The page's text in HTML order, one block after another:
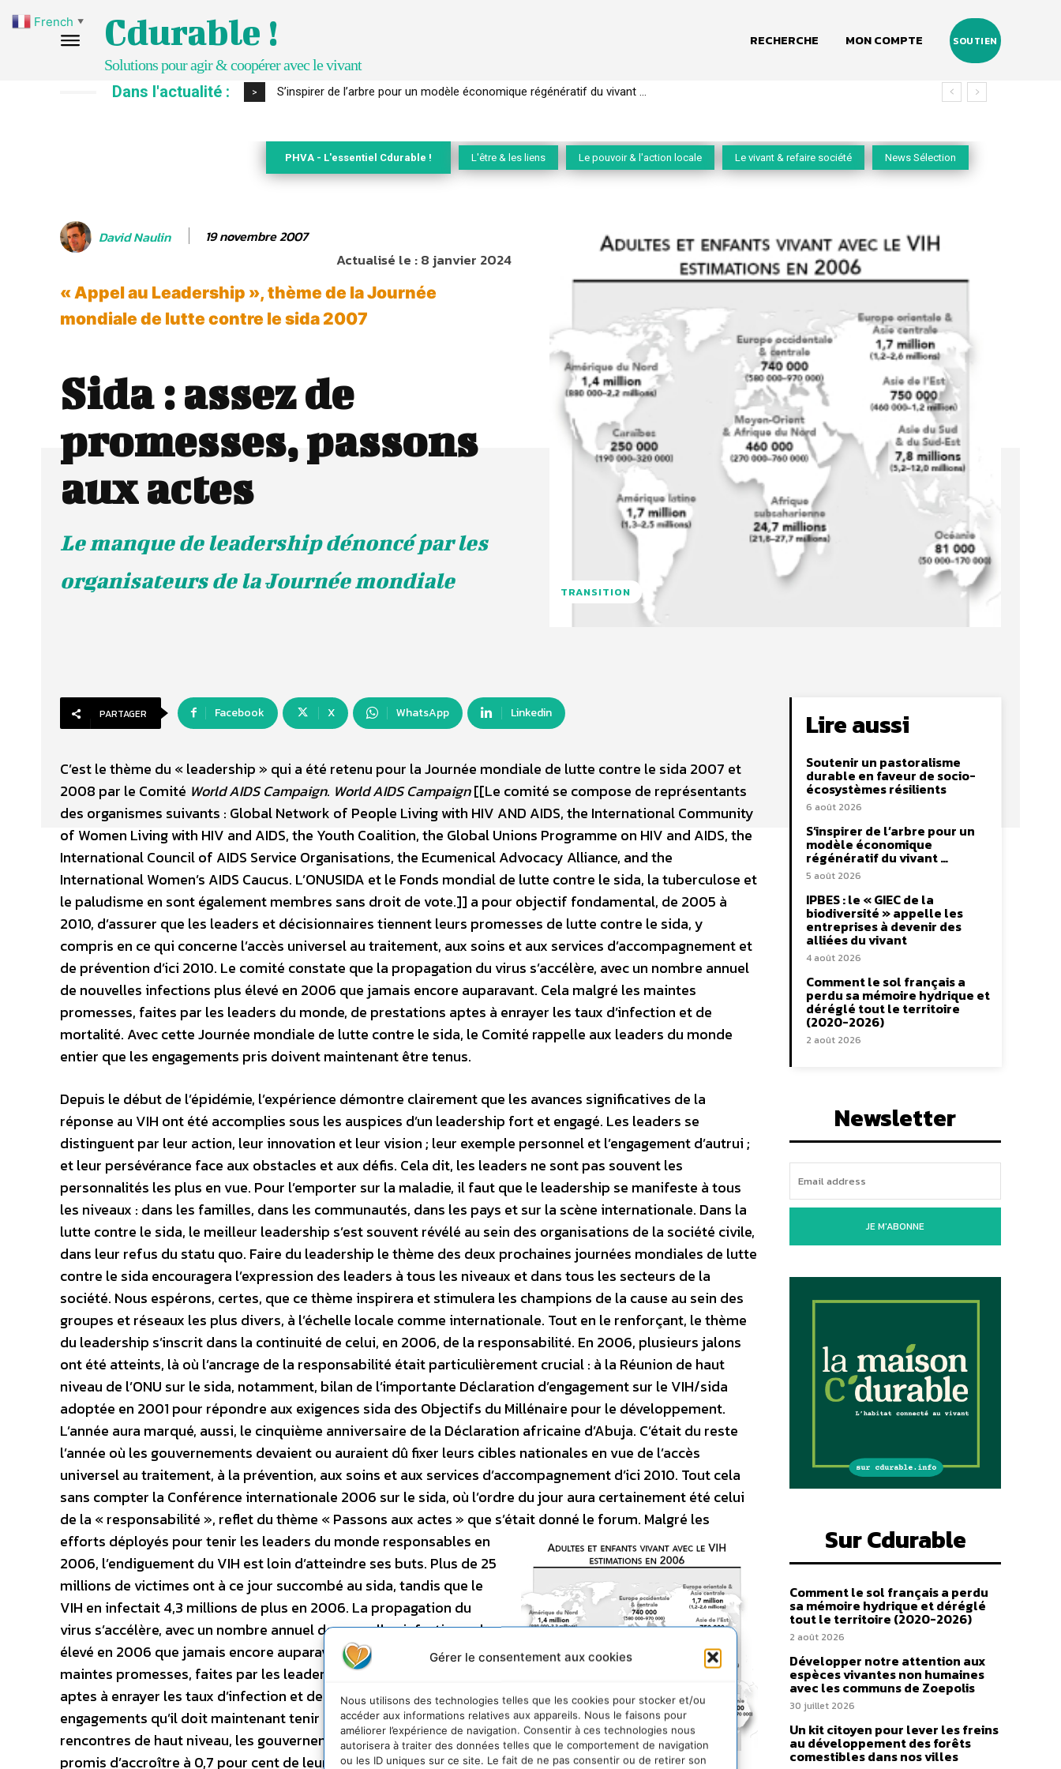
Gérer le consentement aux cookies
Nous utilisons des technologies telles que les cookies pour stocker et/ou
accéder aux informations relatives aux appareils. Nous le faisons pour
améliorer l’expérience de navigation. Consentir à ces technologies nous
autorisera à traiter des données telles que le comportement de navigation
ou les ID uniques sur ce site. Le fait de ne pas consentir ou de retirer son
Cdurable !
Solutions pour agir & coopérer avec le vivant
RECHERCHE MON COMPTE SOUTIEN
Dans l'actualité : > IPBES : le « GIEC de la biodiversité » appelle les entreprises à devenir des alliées du vivant
PHVA - L'essentiel Cdurable ! L'être & les liens Le pouvoir & l'action locale Le vivant & refaire société News Sélection
David Naulin 19 novembre 2007
Actualisé le :8 janvier 2024
« Appel au Leadership », thème de la Journée
mondiale de lutte contre le sida 2007
Sida : assez de
promesses, passons
aux actes
Le manque de leadership dénoncé par les
organisateurs de la Journée mondiale
TRANSITION
PARTAGER Facebook X WhatsApp Linkedin
C’est le thème du « leadership » qui a été retenu pour la Journée mondiale de lutte contre le sida 2007 et
2008 par le Comité World AIDS Campaign. World AIDS Campaign[[Le comité se compose de représentants
des organismes suivants : Global Network of People Living with HIV AND AIDS, the International Community
of Women Living with HIV and AIDS, the Youth Coalition, the Global Unions Programme on HIV and AIDS, the
International Council of AIDS Service Organisations, the Ecumenical Advocacy Alliance, and the
International Women’s AIDS Caucus. L’ONUSIDA et le Fonds mondial de lutte contre le sida, la tuberculose et
le paludisme en sont également membres sans droit de vote.]] a pour objectif fondamental, de 2005 à
2010, d’assurer que les leaders et décisionnaires tiennent leurs promesses de lutte contre le sida, y
compris en ce qui concerne l’accès universel au traitement, aux soins et aux services d’accompagnement et
de prévention d’ici 2010. Le comité constate que la propagation du virus s’accélère, avec un nombre annuel
de nouvelles infections plus élevé en 2006 que jamais encore auparavant. Cela malgré les maintes
promesses, faites par les leaders du monde, de prestations aptes à enrayer les taux d’infection et de
mortalité. Avec cette Journée mondiale de lutte contre le sida, le Comité rappelle aux leaders du monde
entier que les engagements pris doivent maintenant être tenus.
Depuis le début de l’épidémie, l’expérience démontre clairement que les avances significatives de la
réponse au VIH ont été accomplies sous les auspices d’un leadership fort et engagé. Les leaders se
distinguent par leur action, leur innovation et leur vision ; leur exemple personnel et l’engagement d’autrui ;
et leur persévérance face aux obstacles et aux défis. Cela dit, les leaders ne sont pas souvent les
personnalités les plus en vue. Pour l’emporter sur la maladie, il faut que le leadership se manifeste à tous
les niveaux : dans les familles, dans les communautés, dans les pays et sur la scène internationale. Dans la
lutte contre le sida, le meilleur leadership s’est souvent révélé au sein des organisations de la société civile,
dans leur refus du statu quo. Faire du leadership le thème des deux prochaines journées mondiales de lutte
contre le sida encouragera l’expression des leaders à tous les niveaux et dans tous les secteurs de la
société. Nous espérons, certes, que ce thème inspirera et stimulera les champions de la cause au sein des
groupes et réseaux les plus divers, à l’échelle locale comme internationale. Tout en le renforçant, le thème
du leadership s’inscrit dans la continuité de celui, en 2006, de la responsabilité. En 2006, plusieurs jalons
ont été atteints, là où l’ancrage de la responsabilité était particulièrement crucial : à la Réunion de haut
niveau de l’ONU sur le sida, notamment, bilan de l’importante Déclaration d’engagement sur le VIH/sida
adoptée en 2001 pour répondre aux exigences sida des Objectifs du Millénaire pour le développement.
L’année aura marqué, aussi, le cinquième anniversaire de la Déclaration africaine d’Abuja. C’était du reste
l’année où les gouvernements devaient ou auraient dû fixer leurs cibles nationales en vue de l’accès
universel au traitement, à la prévention, aux soins et aux services d’accompagnement d’ici 2010. Tout cela
sans compter la Conférence internationale 2006 sur le sida, où l’ordre du jour aura certainement été celui
de la « responsabilité », reflet du thème « Passons aux actes » que s’était donné le forum.
Estimations ONUSIDA
Malgré les
efforts déployés pour tenir les leaders du monde responsables en
2006, l’endiguement du VIH est loin d’atteindre ses buts. Plus de 25
millions de victimes ont à ce jour succombé au sida, tandis que le
VIH en infectait 4,3 millions de plus en 2006. La propagation du
virus s’accélère, avec un nombre annuel de nouvelles infections plus
élevé en 2006 que jamais encore auparavant. Cela malgré les
maintes promesses, faites par les leaders du monde, de prestations
aptes à enrayer les taux d’infection et de mortalité. Le G8 a pris des
engagements qu’il doit maintenant tenir sur le sida. Lors d’autres
rencontres de haut niveau, les gouvernements des pays riches ont
promis d’accroître à 0,7 pour cent de leur budget annuel leurs
Lire aussi
Soutenir un pastoralisme
durable en faveur de socio-
écosystèmes résilients
6 août 2026
S’inspirer de l’arbre pour un
modèle économique
régénératif du vivant …
5 août 2026
IPBES : le « GIEC de la
biodiversité » appelle les
entreprises à devenir des
alliées du vivant
4 août 2026
Comment le sol français a
perdu sa mémoire hydrique et
déréglé tout le territoire
(2020-2026)
2 août 2026
Newsletter
JE M'ABONNE
Sur Cdurable
Comment le sol français a perdu
sa mémoire hydrique et déréglé
tout le territoire (2020-2026)
2 août 2026
Développer notre attention aux
espèces vivantes non humaines
avec les communs de Zoepolis
30 juillet 2026
Un kit citoyen pour lever les freins
au développement des forêts
comestibles dans nos villes
French ▼